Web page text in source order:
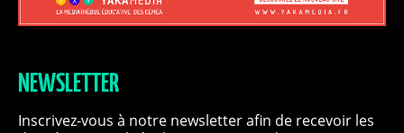
NEWSLETTER
Inscrivez-vous à notre newsletter afin de recevoir les